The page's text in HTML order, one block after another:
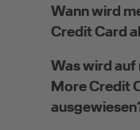
Wann wird
Credit Card
Was wird auf
More Credit